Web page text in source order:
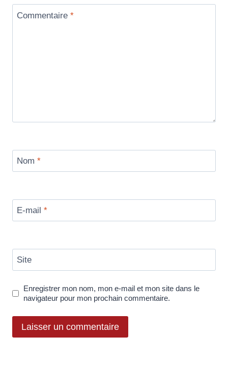
Commentaire *
Nom *
E-mail *
Site
Enregistrer mon nom, mon e-mail et mon site dans le
navigateur pour mon prochain commentaire.